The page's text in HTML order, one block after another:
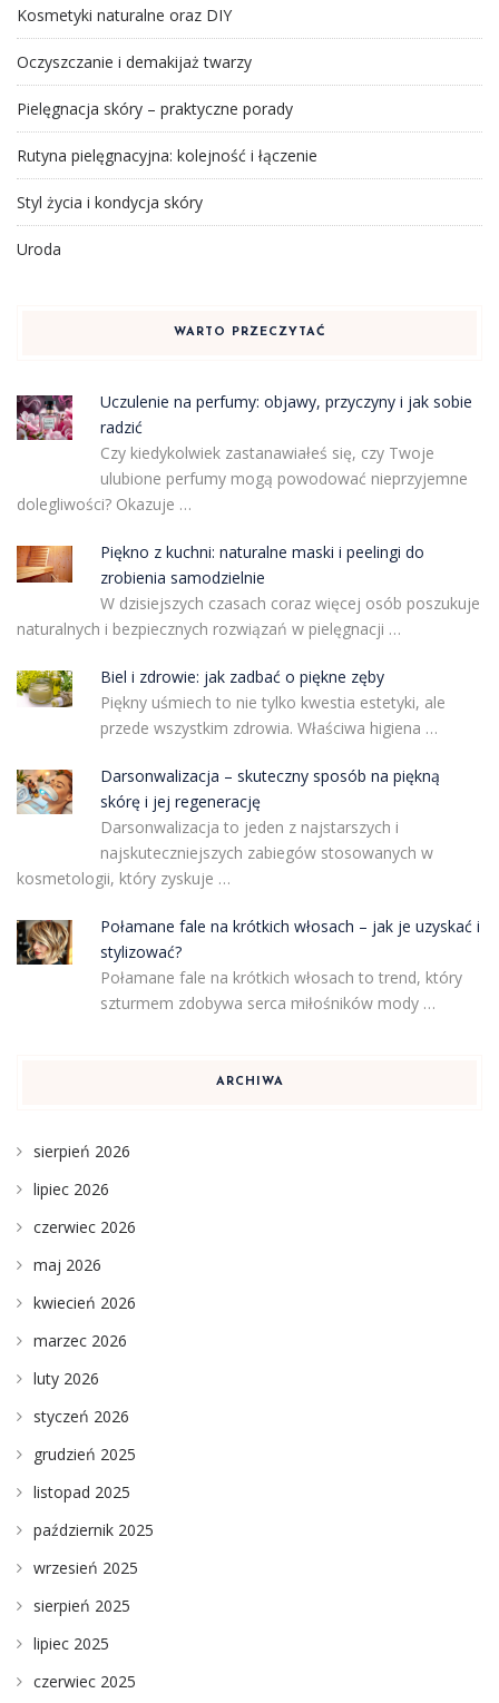
Kosmetyki naturalne oraz DIY
Oczyszczanie i demakijaż twarzy
Pielęgnacja skóry – praktyczne porady
Rutyna pielęgnacyjna: kolejność i łączenie
Styl życia i kondycja skóry
Uroda
WARTO PRZECZYTAĆ
Uczulenie na perfumy: objawy, przyczyny i jak sobie
radzić
Czy kiedykolwiek zastanawiałeś się, czy Twoje
ulubione perfumy mogą powodować nieprzyjemne
dolegliwości? Okazuje …
Piękno z kuchni: naturalne maski i peelingi do
zrobienia samodzielnie
W dzisiejszych czasach coraz więcej osób poszukuje
naturalnych i bezpiecznych rozwiązań w pielęgnacji …
Biel i zdrowie: jak zadbać o piękne zęby
Piękny uśmiech to nie tylko kwestia estetyki, ale
przede wszystkim zdrowia. Właściwa higiena …
Darsonwalizacja – skuteczny sposób na piękną
skórę i jej regenerację
Darsonwalizacja to jeden z najstarszych i
najskuteczniejszych zabiegów stosowanych w
kosmetologii, który zyskuje …
Połamane fale na krótkich włosach – jak je uzyskać i
stylizować?
Połamane fale na krótkich włosach to trend, który
szturmem zdobywa serca miłośników mody …
ARCHIWA
sierpień 2026
lipiec 2026
czerwiec 2026
maj 2026
kwiecień 2026
marzec 2026
luty 2026
styczeń 2026
grudzień 2025
listopad 2025
październik 2025
wrzesień 2025
sierpień 2025
lipiec 2025
czerwiec 2025